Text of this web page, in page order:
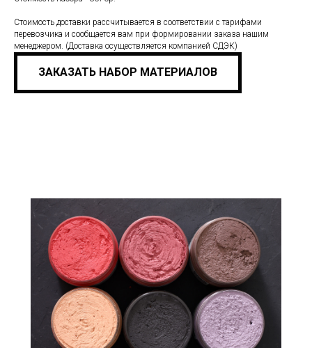
Стоимость доставки рассчитывается в соответствии с тарифами
перевозчика и сообщается вам при формировании заказа нашим
менеджером. (Доставка осуществляется компанией СДЭК)
ЗАКАЗАТЬ НАБОР МАТЕРИАЛОВ